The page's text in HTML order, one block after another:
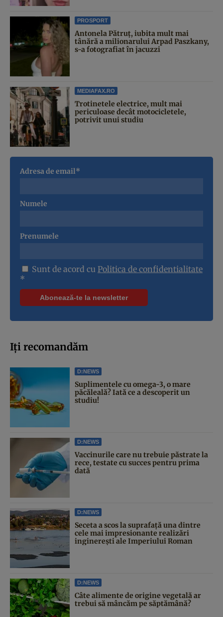
PROSPORT
Antonela Pătruț, iubita mult mai
tânără a milionarului Arpad Paszkany,
s-a fotografiat în jacuzzi
MEDIAFAX.RO
Trotinetele electrice, mult mai
periculoase decât motocicletele,
potrivit unui studiu
Adresa de email*
Numele
Prenumele
Sunt de acord cu Politica de confidentialitate
*
Iți recomandăm
D:NEWS
Suplimentele cu omega-3, o mare
păcăleală? Iată ce a descoperit un
studiu!
D:NEWS
Vaccinurile care nu trebuie păstrate la
rece, testate cu succes pentru prima
dată
D:NEWS
Seceta a scos la suprafață una dintre
cele mai impresionante realizări
inginerești ale Imperiului Roman
D:NEWS
Câte alimente de origine vegetală ar
trebui să mâncăm pe săptămână?